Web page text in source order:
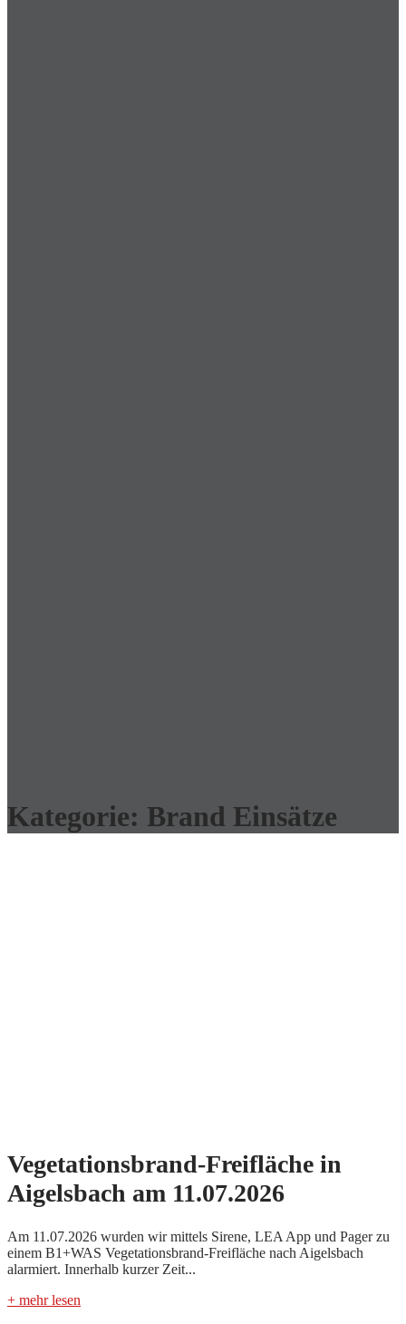
Kategorie: Brand Einsätze
Vegetationsbrand-Freifläche in
Aigelsbach am 11.07.2026
Am 11.07.2026 wurden wir mittels Sirene, LEA App und Pager zu
einem B1+WAS Vegetationsbrand-Freifläche nach Aigelsbach
alarmiert. Innerhalb kurzer Zeit...
+ mehr lesen